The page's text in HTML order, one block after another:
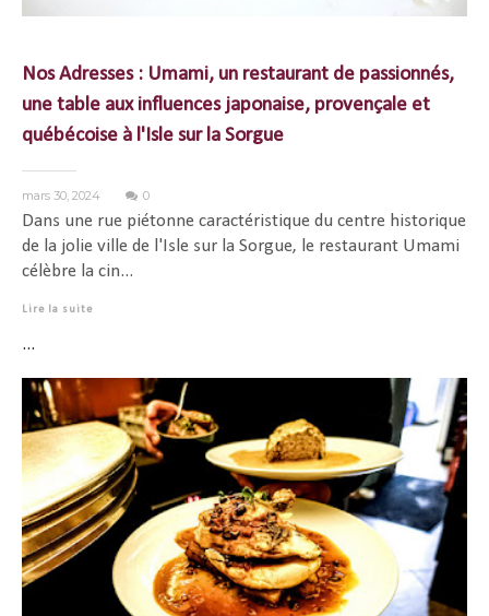
Nos Adresses : Umami, un restaurant de passionnés,
une table aux influences japonaise, provençale et
québécoise à l'Isle sur la Sorgue
mars 30, 2024 0
Dans une rue piétonne caractéristique du centre historique
de la jolie ville de l'Isle sur la Sorgue, le restaurant Umami
célèbre la cin...
Lire la suite
...